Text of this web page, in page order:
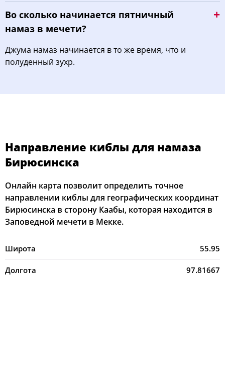
Во сколько начинается пятничный
намаз в мечети?
Джума намаз начинается в то же время, что и
полуденный зухр.
Направление киблы для намаза
Бирюсинска
Онлайн карта позволит определить точное
направлении киблы для географических координат
Бирюсинска в сторону Каабы, которая находится в
Заповедной мечети в Мекке.
Широта 55.95
Долгота 97.81667